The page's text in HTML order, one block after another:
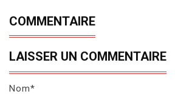
COMMENTAIRE
LAISSER UN COMMENTAIRE
Nom*